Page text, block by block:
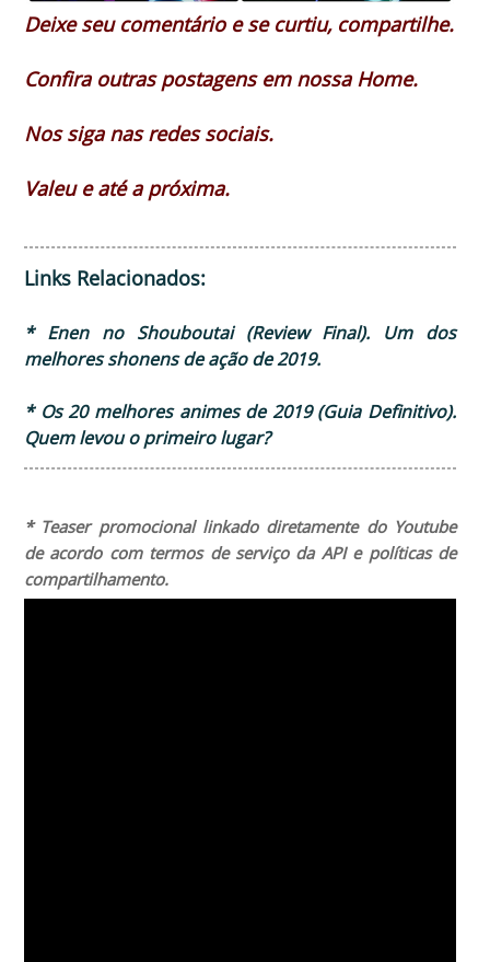
Deixe seu comentário e se curtiu, compartilhe.
Confira outras postagens em nossa Home.
Nos siga nas redes sociais.
Valeu e até a próxima.
Links Relacionados:
* Enen no Shouboutai (Review Final). Um dos
melhores shonens de ação de 2019.
* Os 20 melhores animes de 2019 (Guia Definitivo).
Quem levou o primeiro lugar?
* Teaser promocional linkado diretamente do Youtube
de acordo com termos de serviço da API e políticas de
compartilhamento.